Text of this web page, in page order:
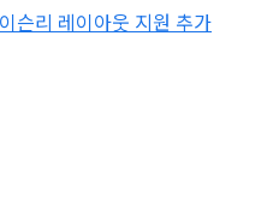
슨리 레이아웃 지원 추가